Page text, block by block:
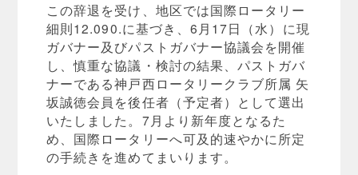
この辞退を受け、地区では国際ロータリー
細則12.090.に基づき、6月17日（水）に現
ガバナー及びパストガバナー協議会を開催
し、慎重な協議・検討の結果、パストガバ
ナーである神戸西ロータリークラブ所属 矢
坂誠徳会員を後任者（予定者）として選出
いたしました。7月より新年度となるた
め、国際ロータリーへ可及的速やかに所定
の手続きを進めてまいります。